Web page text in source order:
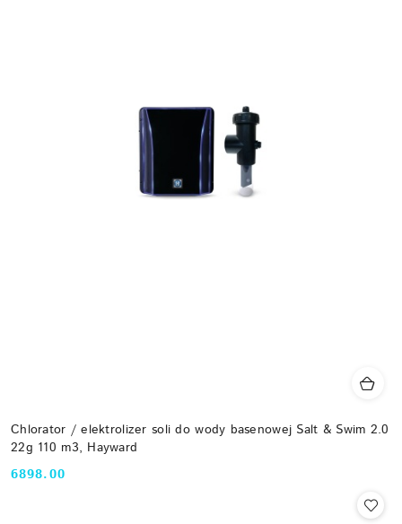
Chlorator / elektrolizer soli do wody basenowej Salt & Swim 2.0
22g 110 m3, Hayward
Cena:
6898.00